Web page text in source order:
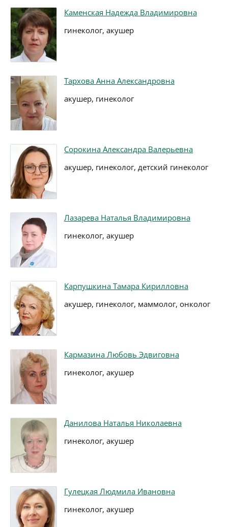
Каменская Надежда Владимировна
гинеколог, акушер
Тархова Анна Александровна
акушер, гинеколог
Сорокина Александра Валерьевна
акушер, гинеколог, детский гинеколог
Лазарева Наталья Владимировна
гинеколог, акушер
Карпушкина Тамара Кирилловна
акушер, гинеколог, маммолог, онколог
Кармазина Любовь Эдвиговна
гинеколог, акушер
Данилова Наталья Николаевна
гинеколог, акушер
Гулецкая Людмила Ивановна
гинеколог, акушер